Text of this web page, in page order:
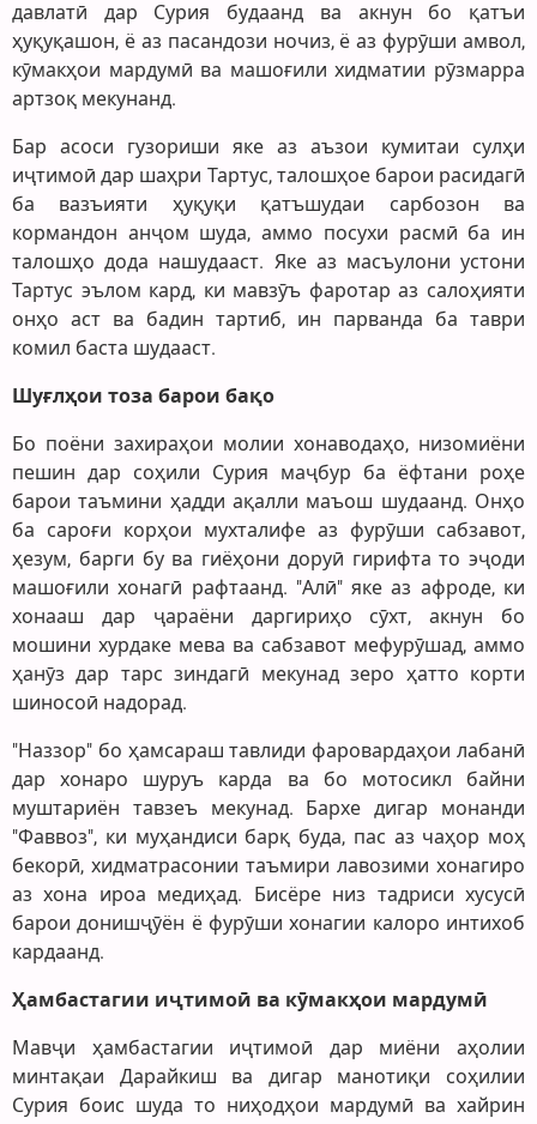
давлатӣ дар Сурия будаанд ва акнун бо қатъи
ҳуқуқашон, ё аз пасандози ночиз, ё аз фурӯши амвол,
кӯмакҳои мардумӣ ва машоғили хидматии рӯзмарра
артзоқ мекунанд.
Бар асоси гузориши яке аз аъзои кумитаи сулҳи
иҷтимоӣ дар шаҳри Тартус, талошҳое барои расидагӣ
ба вазъияти ҳуқуқи қатъшудаи сарбозон ва
кормандон анҷом шуда, аммо посухи расмӣ ба ин
талошҳо дода нашудааст. Яке аз масъулони устони
Тартус эълом кард, ки мавзӯъ фаротар аз салоҳияти
онҳо аст ва бадин тартиб, ин парванда ба таври
комил баста шудааст.
Шуғлҳои тоза барои бақо
Бо поёни захираҳои молии хонаводаҳо, низомиёни
пешин дар соҳили Сурия маҷбур ба ёфтани роҳе
барои таъмини ҳадди ақалли маъош шудаанд. Онҳо
ба сароғи корҳои мухталифе аз фурӯши сабзавот,
ҳезум, барги бу ва гиёҳони доруӣ гирифта то эҷоди
машоғили хонагӣ рафтаанд. "Алӣ" яке аз афроде, ки
хонааш дар ҷараёни даргириҳо сӯхт, акнун бо
мошини хурдаке мева ва сабзавот мефурӯшад, аммо
ҳанӯз дар тарс зиндагӣ мекунад зеро ҳатто корти
шиносоӣ надорад.
"Наззор" бо ҳамсараш тавлиди фаровардаҳои лабанӣ
дар хонаро шуруъ карда ва бо мотосикл байни
муштариён тавзеъ мекунад. Бархе дигар монанди
"Фаввоз", ки муҳандиси барқ буда, пас аз чаҳор моҳ
бекорӣ, хидматрасонии таъмири лавозими хонагиро
аз хона ироа медиҳад. Бисёре низ тадриси хусусӣ
барои донишҷӯён ё фурӯши хонагии калоро интихоб
кардаанд.
Ҳамбастагии иҷтимоӣ ва кӯмакҳои мардумӣ
Мавҷи ҳамбастагии иҷтимоӣ дар миёни аҳолии
минтақаи Дарайкиш ва дигар манотиқи соҳилии
Сурия боис шуда то ниҳодҳои мардумӣ ва хайрин